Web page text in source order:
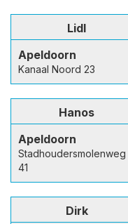
Lidl
Apeldoorn
Kanaal Noord 23
Hanos
Apeldoorn
Stadhoudersmolenweg
41
Dirk